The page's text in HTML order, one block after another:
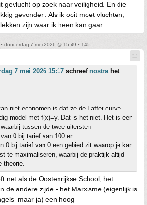
gevlucht op zoek naar veiligheid. En die
gevonden. Als ik ooit moet vluchten,
zijn waar ik heen kan gaan.
• donderdag 7 mei 2026 @ 15:49 • 145
7 mei 2026 15:17 schreef nostrahet
niet-economen is dat ze de Laffer curve
model met f(x)=y. Dat is het niet. Het is een
tussen de twee uitersten
0 bij tarief van 100 en
0 bij tarief van 0 een gebied zit waarop je kan
te maximaliseren, waarbij de praktijk altijd
theorie.
net als de Oostenrijkse School, het
de andere zijde - het Marxisme (eigenlijk is
maar ja) een hoog